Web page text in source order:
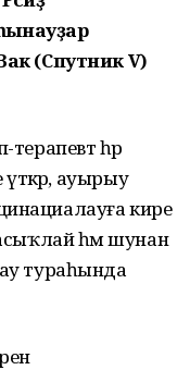
(Спутник V)
һәр
ауырыу
кире
һәм шунан
тураһында